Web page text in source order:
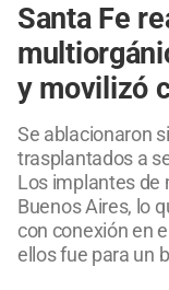
Santa Fe
y movilizó
Se ablacionaron
trasplantados a
Los implantes de
Buenos Aires, lo
con conexión en
ellos fue para un